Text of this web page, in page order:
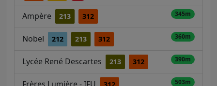
Ampère 213 312 345m
Nobel 212 213 312 360m
Lycée René Descartes 213 312 390m
503m